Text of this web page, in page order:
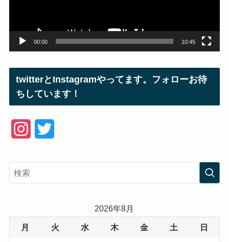
00:00 10:45
twitterとInstagramやってます。フォローお待
ちしています！
e
2026年8月
月 火 水 木 金 土 日